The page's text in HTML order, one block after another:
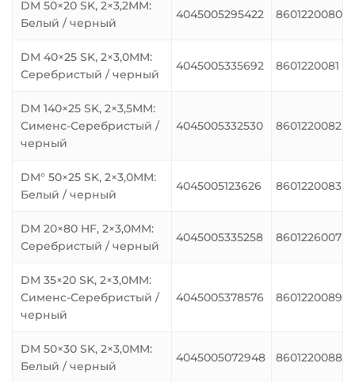
DM 50×20 SK, 2×3,2MM:
Белый / черный
4045005295422 8601220080
DM 40×25 SK, 2×3,0MM:
Серебристый / черный
4045005335692 8601220081
DM 140×25 SK, 2×3,5MM:
Сименс-Серебристый /
черный
4045005332530 8601220082
DM° 50×25 SK, 2×3,0MM:
Белый / черный
4045005123626 8601220083
DM 20×80 HF, 2×3,0MM:
Серебристый / черный
4045005335258 8601226007
DM 35×20 SK, 2×3,0MM:
Сименс-Серебристый /
черный
4045005378576 8601220089
DM 50×30 SK, 2×3,0MM:
Белый / черный
4045005072948 8601220088